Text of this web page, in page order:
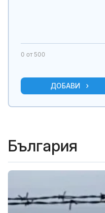
0 от 500
ДОБАВИ
България